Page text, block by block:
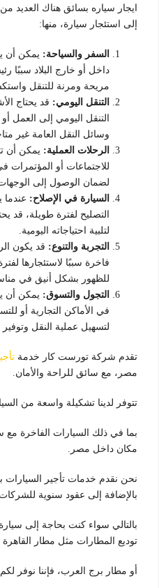
ايجار سياره بسائق هناك العديد
إلى استئجار سيارة، منها:
السفر والسياحة: يمكن أن
داخل أو خارج البلاد سببًا
مريحة ومرنة للتنقل
التنقل اليومي: قد يحتاج
التنقل اليومي إلى
وسائل النقل العامة غير
الرحلات العملية: يمكن أن
للاجتماعات أو المؤتمرات
لضمان الوصول إلى
السيارة في الإصلاح: عندما
التصليح لفترة طويلة، قد
لتلبية احتياجاته اليومية.
التجربة والتنوع: قد يكون
فاخرة سببًا لاستئجارها
للظهور بشكل أنيق في
التجول والتسوق: يمكن أن
في الأماكن التجارية أو
لتسهيل عملية النقل وتوفير
تقدم شركة تورست كار خدمة
مصر، مع سائق للراحة والأمان.
تتوفر لدينا تشكيلة واسعة من
بما في ذلك السيارات الفاخرة مع
مكان داخل مصر.
نحن نقدم خدمات تأجير
بالإضافة إلى عقود سنوية للشركات.
بالتالي سواء كنت بحاجة إلى
توديع المطارات مثل مطار
أو مطار برج العرب، فإننا نوفر